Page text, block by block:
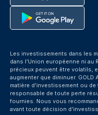
Les investissements dans les
dans l’Union européenne ni au
précieux peuvent être volatils,
augmenter que diminuer.
matière d’investissement ou
responsable de toute perte
fournies. Nous vous
avant toute décision